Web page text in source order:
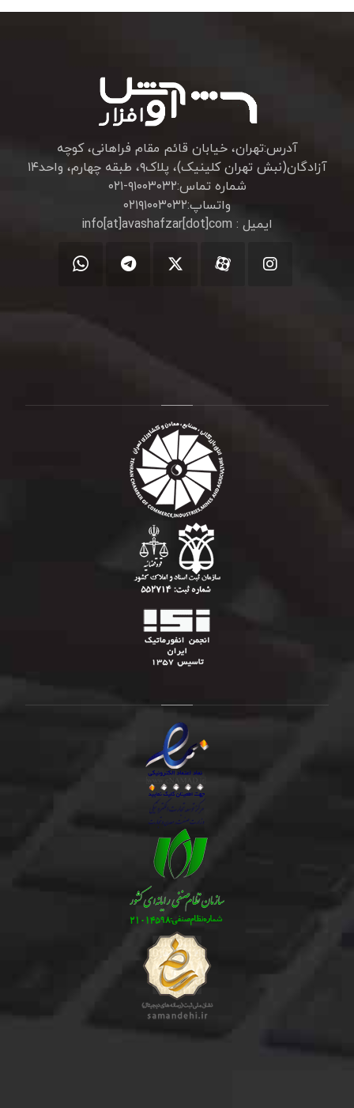
آدرس:تهران، خیابان قائم مقام فراهانی، کوچه
آزادگان(نبش تهران کلینیک)، پلاک۹، طبقه چهارم، واحد۱۴
شماره تماس:۹۱۰۰۳۰۳۲-۰۲۱
واتساپ:۰۲۱۹۱۰۰۳۰۳۲
ایمیل : info[at]avashafzar[dot]com